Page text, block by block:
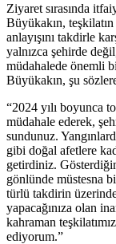
Ziyaret sırasında
Büyükakın,
anlayışını takdirle
yalnızca şehirde
müdahalede önemli
Büyükakın, şu
“2024 yılı boyunca
müdahale ederek,
sundunuz.
gibi doğal afetlere
getirdiniz.
gönlünde müstesna
türlü takdirin
yapacağınıza olan
kahraman
ediyorum.”